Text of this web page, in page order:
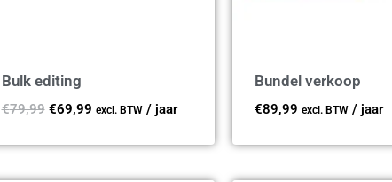
Bulk editing
€79,99 €69,99 excl. BTW/ jaar
Bundel verkoop
€89,99 excl. BTW/ jaar